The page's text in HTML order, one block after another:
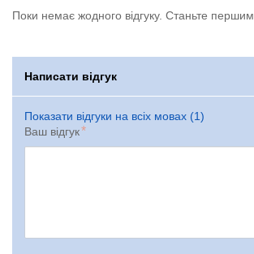
Поки немає жодного відгуку. Станьте першим.
Написати відгук
Показати відгуки на всіх мовах (1)
Ваш відгук